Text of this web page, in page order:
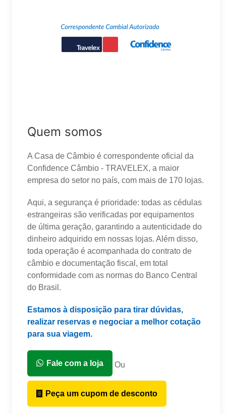
Quem somos
A Casa de Câmbio é correspondente oficial da
Confidence Câmbio - TRAVELEX, a maior
empresa do setor no país, com mais de 170 lojas.
Aqui, a segurança é prioridade: todas as cédulas
estrangeiras são verificadas por equipamentos
de última geração, garantindo a autenticidade do
dinheiro adquirido em nossas lojas. Além disso,
toda operação é acompanhada do contrato de
câmbio e documentação fiscal, em total
conformidade com as normas do Banco Central
do Brasil.
Estamos à disposição para tirar dúvidas,
realizar reservas e negociar a melhor cotação
para sua viagem.
Fale com a loja Ou
Peça um cupom de desconto